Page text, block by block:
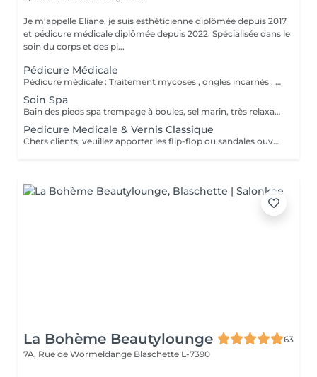
Je m'appelle Eliane, je suis esthéticienne diplômée depuis 2017
et pédicure médicale diplômée depuis 2022. Spécialisée dans le
soin du corps et des pi...
Pédicure Médicale
Pédicure médicale : Traitement mycoses , ongles incarnés , corrections des ongles en plicature , ongles en tuile de provence , en volute, durillons, cors ,callosités, crevasses, pied d'athlète et tous les affections. Le prix varie en fonction du problème.
Soin Spa
Bain des pieds spa trempage à boules, sel marin, très relaxant. Gommage & massage inclus. Service non disponible pour ongles mycosiques , je propose l'autre solution de traitement.
Pedicure Medicale & Vernis Classique
Chers clients, veuillez apporter les flip-flop ou sandales ouvertes pour pose de verniz classique.
La Bohème Beautylounge
63
7A, Rue de Wormeldange Blaschette L-7390